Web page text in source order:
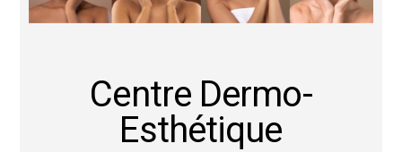
Centre Dermo-
Esthétique